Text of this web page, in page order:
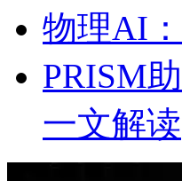
物理AI
PRISM
一文解读